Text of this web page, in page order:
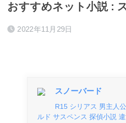
おすすめネット小説 :
2022年11月29日
スノーバード
R15 シリアス 男主人
ルド サスペンス 探偵小説